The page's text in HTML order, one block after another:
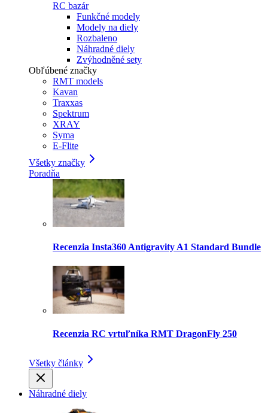
RC bazár
Funkčné modely
Modely na diely
Rozbaleno
Náhradné diely
Zvýhodněné sety
Obľúbené značky
RMT models
Kavan
Traxxas
Spektrum
XRAY
Syma
E-Flite
Všetky značky
Poradňa
Recenzia Insta360 Antigravity A1 Standard Bundle
Recenzia RC vrtuľníka RMT DragonFly 250
Všetky články
Náhradné diely